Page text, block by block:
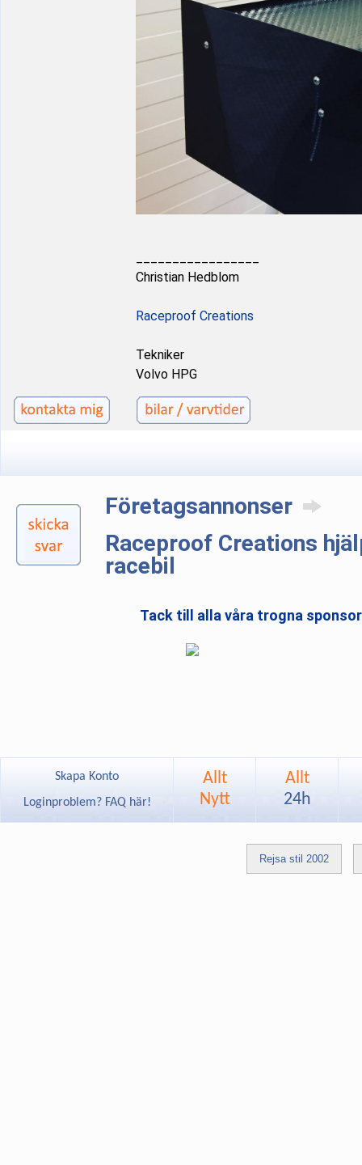
Christian Hedblom
Raceproof Creations
Tekniker
Volvo HPG
Företagsannonser
Raceproof Creations
racebil
Tack till alla våra trogna
Skapa Konto
Loginproblem? FAQ här!
Allt
Nytt
Allt
24h
Rejsa stil 2002